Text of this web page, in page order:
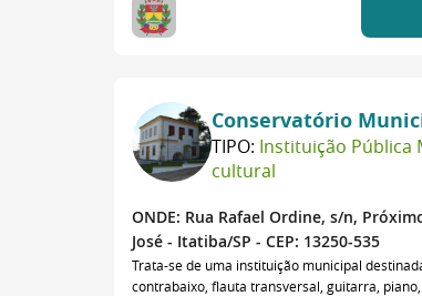
Conservatório
TIPO: Instituição Pública
cultural
ONDE: Rua Rafael Ordine, s/n,
José - Itatiba/SP - CEP: 13250-535
Trata-se de uma instituição municipal
contrabaixo, flauta transversal, guitarra,